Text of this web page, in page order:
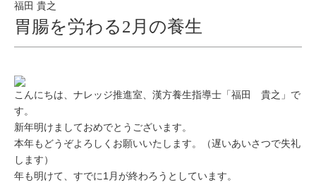
こだわりの製品
でキレイに
SERIES#02 水へ
のこだわり
SERIES#03 無
添加化粧品につ
エステサロンで
いるサロンを探
定とは？
肌改善のプロと
は？
読んで、聴いてキ
レイに
一覧
奥迫協子スペシ
ニキビ 日焼け 首
のしわ 敏感肌 た
ミューズへの伝
言
福田 貴之
胃腸を労わる2月の養生
こんにちは、ナレッジ推進室、漢方養生指導士「福田 貴之」で
す。
新年明けましておめでとうございます。
本年もどうぞよろしくお願いいたします。（遅いあいさつで失礼
します）
年も明けて、すでに1月が終わろうとしています。